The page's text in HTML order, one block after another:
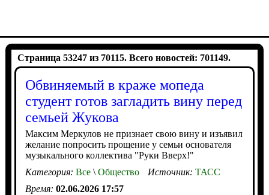
Страница 53247 из 70115. Всего новостей: 701149.
Обвиняемый в краже мопеда
студент готов загладить вину перед
семьей Жукова
Максим Меркулов не признает свою вину и изъявил
желание попросить прощение у семьи основателя
музыкального коллектива "Руки Вверх!"
Категория: Все\Общество Источник: ТАСС
Время: 02.06.2026 17:57